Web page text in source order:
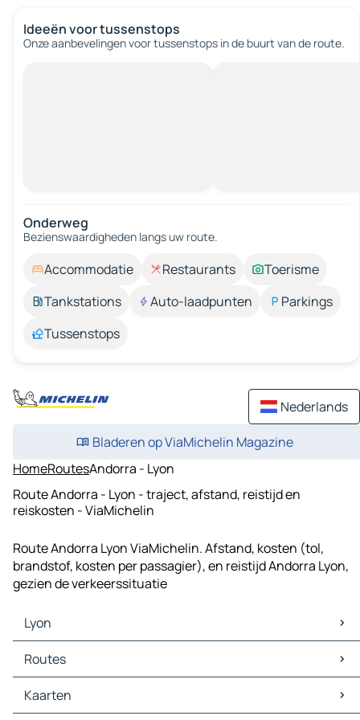
Ideeën voor tussenstops
Onze aanbevelingen voor tussenstops in de buurt van de route.
Onderweg
Bezienswaardigheden langs uw route.
Accommodatie Restaurants
Toerisme
Tankstations
Auto-laadpunten
Parkings
Tussenstops
Nederlands
Bladeren op ViaMichelin Magazine
HomeRoutesAndorra - Lyon
Route Andorra - Lyon - traject, afstand, reistijd en
reiskosten - ViaMichelin
Route Andorra Lyon ViaMichelin. Afstand, kosten (tol,
brandstof, kosten per passagier), en reistijd Andorra Lyon,
gezien de verkeerssituatie
Lyon
Lyon Kaarten
Lyon Verkeer
Lyon Hotels
Lyon Restaurants
Routes
Routes Lyon - Turijn
Routes Lyon - Bern
Kaarten